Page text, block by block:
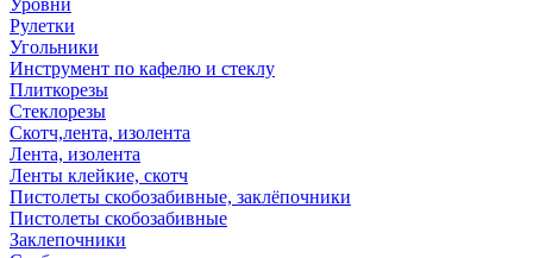
Уровни
Рулетки
Угольники
Инструмент по кафелю и стеклу
Плиткорезы
Стеклорезы
Скотч,лента, изолента
Лента, изолента
Ленты клейкие, скотч
Пистолеты скобозабивные, заклёпочники
Пистолеты скобозабивные
Заклепочники